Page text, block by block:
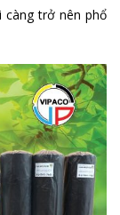
càng trở nên phổ